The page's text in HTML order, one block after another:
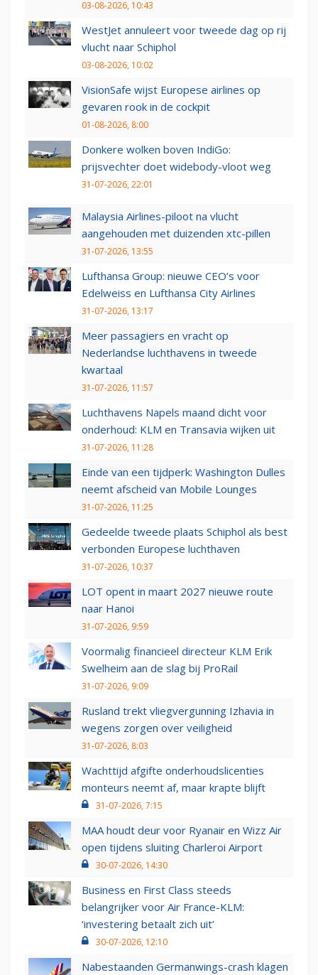
03-08-2026, 10:43
WestJet annuleert voor tweede dag op rij
vlucht naar Schiphol
03-08-2026, 10:02
VisionSafe wijst Europese airlines op
gevaren rook in de cockpit
01-08-2026, 8:00
Donkere wolken boven IndiGo:
prijsvechter doet widebody-vloot weg
31-07-2026, 22:01
Malaysia Airlines-piloot na vlucht
aangehouden met duizenden xtc-pillen
31-07-2026, 13:55
Lufthansa Group: nieuwe CEO’s voor
Edelweiss en Lufthansa City Airlines
31-07-2026, 13:17
Meer passagiers en vracht op
Nederlandse luchthavens in tweede
kwartaal
31-07-2026, 11:57
Luchthavens Napels maand dicht voor
onderhoud: KLM en Transavia wijken uit
31-07-2026, 11:28
Einde van een tijdperk: Washington Dulles
neemt afscheid van Mobile Lounges
31-07-2026, 11:25
Gedeelde tweede plaats Schiphol als best
verbonden Europese luchthaven
31-07-2026, 10:37
LOT opent in maart 2027 nieuwe route
naar Hanoi
31-07-2026, 9:59
Voormalig financieel directeur KLM Erik
Swelheim aan de slag bij ProRail
31-07-2026, 9:09
Rusland trekt vliegvergunning Izhavia in
wegens zorgen over veiligheid
31-07-2026, 8:03
Wachttijd afgifte onderhoudslicenties
monteurs neemt af, maar krapte blijft
31-07-2026, 7:15
MAA houdt deur voor Ryanair en Wizz Air
open tijdens sluiting Charleroi Airport
30-07-2026, 14:30
Business en First Class steeds
belangrijker voor Air France-KLM:
‘investering betaalt zich uit’
30-07-2026, 12:10
Nabestaanden Germanwings-crash klagen